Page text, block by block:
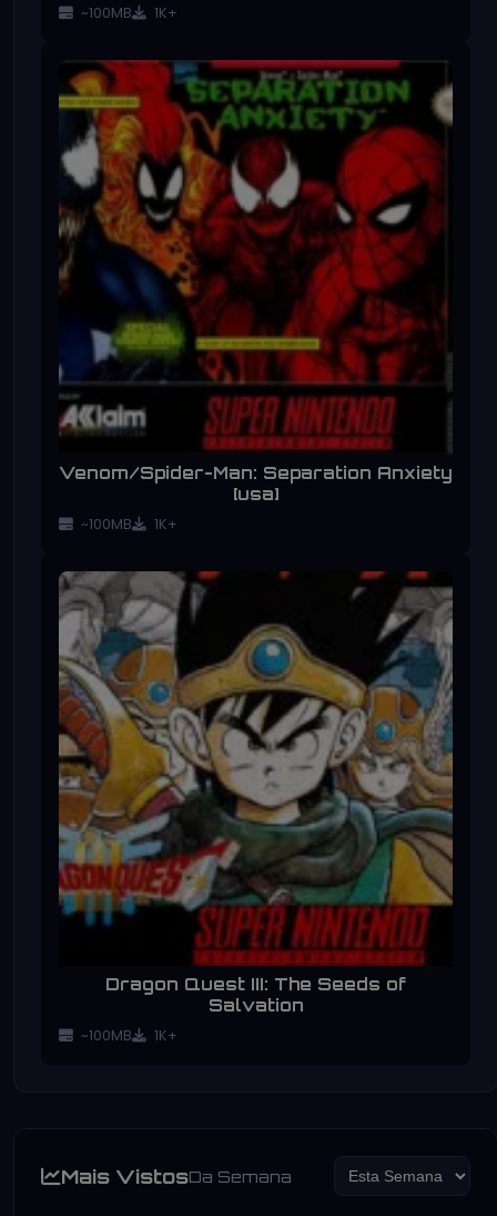
~100MB 1K+
Venom/Spider-Man: Separation Anxiety
[usa]
~100MB 1K+
Dragon Quest III: The Seeds of
Salvation
~100MB 1K+
Mais VistosDa Semana